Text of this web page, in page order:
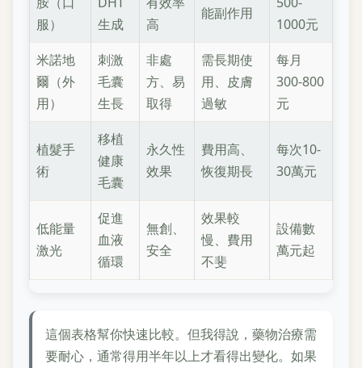
服）
生成
高
能副作用
1000元
米諾地
爾（外
用）
刺激
毛囊
生長
非處
方、易
取得
需長期使
用、皮膚
過敏
每月
300-800
元
植髮手
術
移植
健康
毛囊
永久性
效果
費用高、
恢復期長
每次10-
30萬元
低能量
激光
促進
血液
循環
無創、
安全
效果較
慢、費用
不斐
設備數
萬元起
這個表格幫你快速比較。但我得說，藥物治療需
要耐心，通常得用半年以上才看得出變化。如果